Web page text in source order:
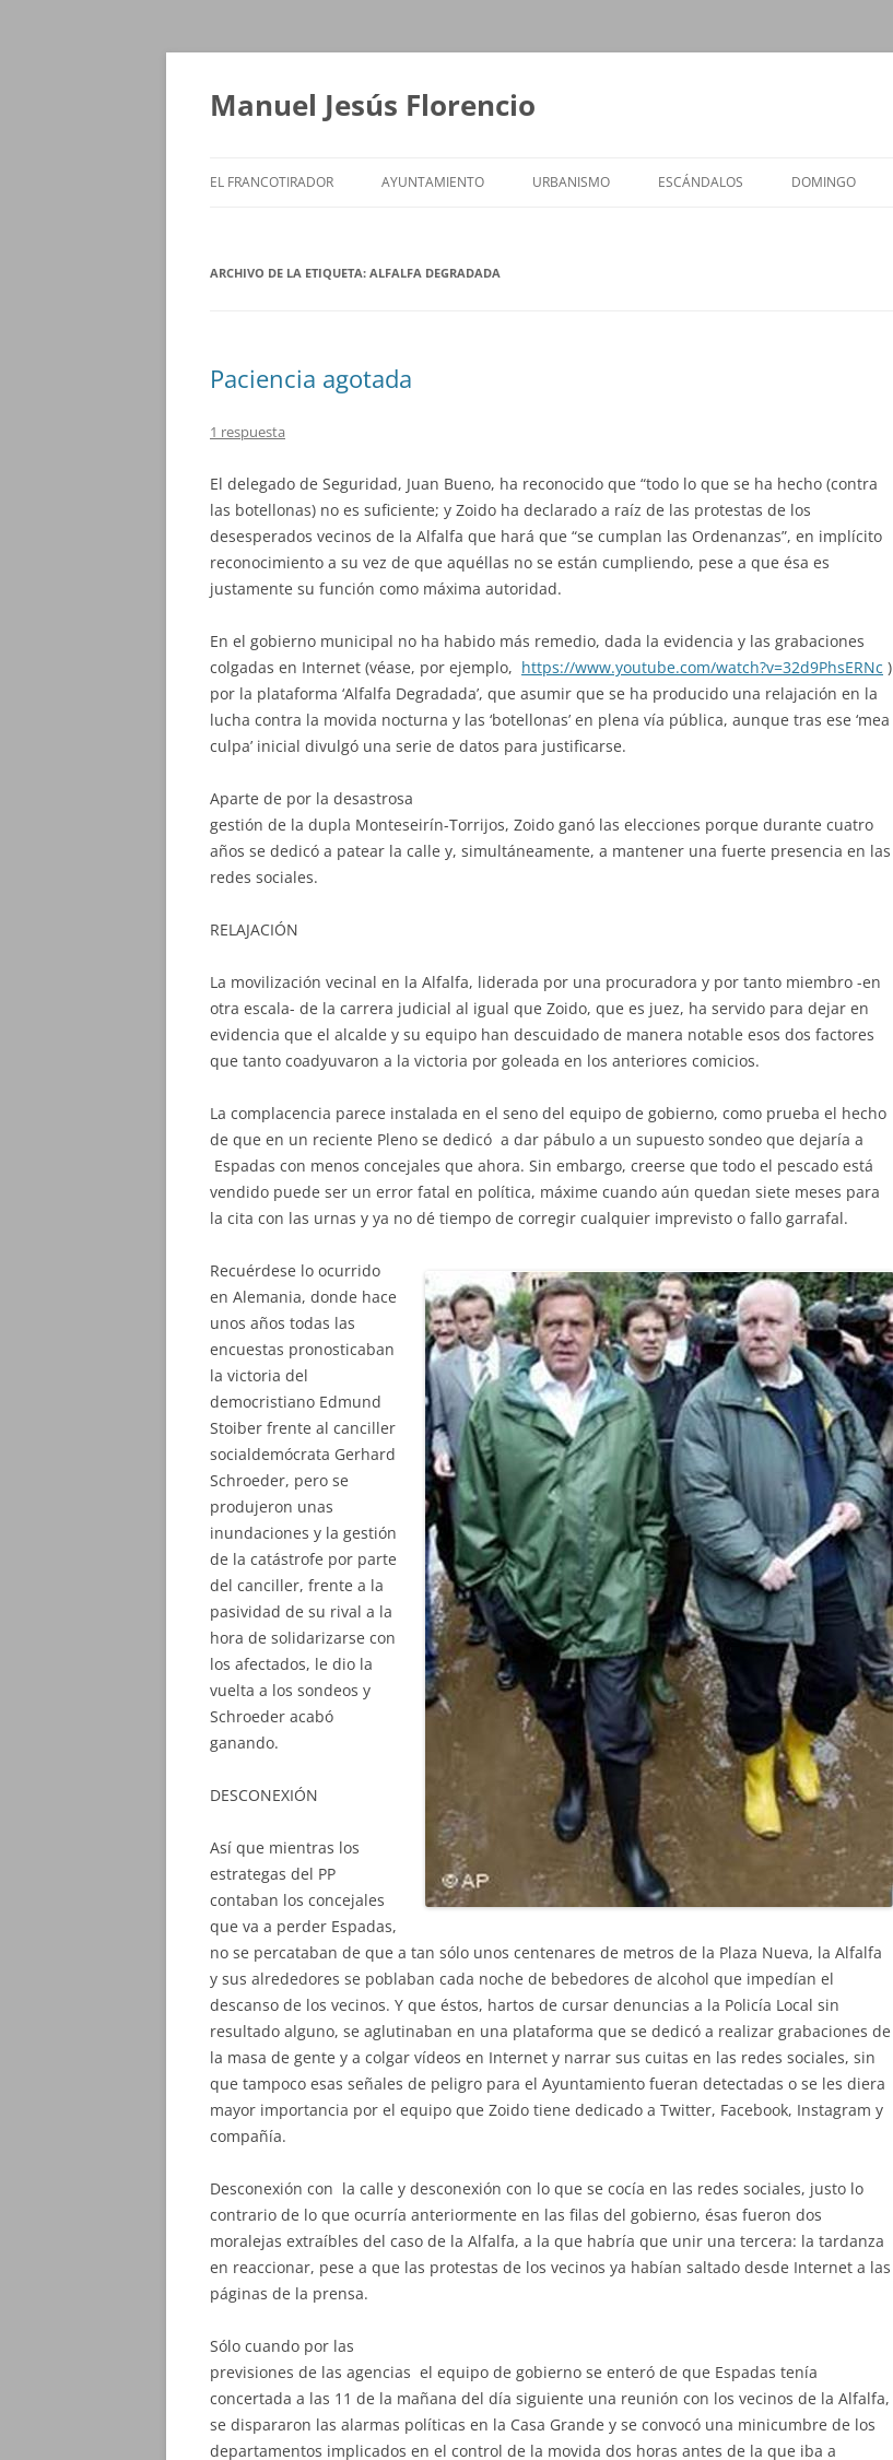
Saltar
Manuel Jesús Florencio
EL FRANCOTIRADOR AYUNTAMIENTO URBANISMO ESCÁNDALOS DOMINGO
ARCHIVO DE LA ETIQUETA: ALFALFA DEGRADADA
Paciencia agotada
1 respuesta
El delegado de Seguridad, Juan Bueno, ha reconocido que “todo lo que se ha hecho (contra
las botellonas) no es suficiente; y Zoido ha declarado a raíz de las protestas de los
desesperados vecinos de la Alfalfa que hará que “se cumplan las Ordenanzas”, en implícito
reconocimiento a su vez de que aquéllas no se están cumpliendo, pese a que ésa es
justamente su función como máxima autoridad.
En el gobierno municipal no ha habido más remedio, dada la evidencia y las grabaciones
colgadas en Internet (véase, por ejemplo, https://www.youtube.com/watch?v=32d9PhsERNc )
por la plataforma ‘Alfalfa Degradada’, que asumir que se ha producido una relajación en la
lucha contra la movida nocturna y las ‘botellonas’ en plena vía pública, aunque tras ese ‘mea
culpa’ inicial divulgó una serie de datos para justificarse.
Aparte de por la desastrosa
gestión de la dupla Monteseirín-Torrijos, Zoido ganó las elecciones porque durante cuatro
años se dedicó a patear la calle y, simultáneamente, a mantener una fuerte presencia en las
redes sociales.
RELAJACIÓN
La movilización vecinal en la Alfalfa, liderada por una procuradora y por tanto miembro -en
otra escala- de la carrera judicial al igual que Zoido, que es juez, ha servido para dejar en
evidencia que el alcalde y su equipo han descuidado de manera notable esos dos factores
que tanto coadyuvaron a la victoria por goleada en los anteriores comicios.
La complacencia parece instalada en el seno del equipo de gobierno, como prueba el hecho
de que en un reciente Pleno se dedicó a dar pábulo a un supuesto sondeo que dejaría a
Espadas con menos concejales que ahora. Sin embargo, creerse que todo el pescado está
vendido puede ser un error fatal en política, máxime cuando aún quedan siete meses para
la cita con las urnas y ya no dé tiempo de corregir cualquier imprevisto o fallo garrafal.
Recuérdese lo ocurrido
en Alemania, donde hace
unos años todas las
encuestas pronosticaban
la victoria del
democristiano Edmund
Stoiber frente al canciller
socialdemócrata Gerhard
Schroeder, pero se
produjeron unas
inundaciones y la gestión
de la catástrofe por parte
del canciller, frente a la
pasividad de su rival a la
hora de solidarizarse con
los afectados, le dio la
vuelta a los sondeos y
Schroeder acabó
ganando.
DESCONEXIÓN
Así que mientras los
estrategas del PP
contaban los concejales
que va a perder Espadas,
no se percataban de que a tan sólo unos centenares de metros de la Plaza Nueva, la Alfalfa
y sus alrededores se poblaban cada noche de bebedores de alcohol que impedían el
descanso de los vecinos. Y que éstos, hartos de cursar denuncias a la Policía Local sin
resultado alguno, se aglutinaban en una plataforma que se dedicó a realizar grabaciones de
la masa de gente y a colgar vídeos en Internet y narrar sus cuitas en las redes sociales, sin
que tampoco esas señales de peligro para el Ayuntamiento fueran detectadas o se les diera
mayor importancia por el equipo que Zoido tiene dedicado a Twitter, Facebook, Instagram y
compañía.
Desconexión con la calle y desconexión con lo que se cocía en las redes sociales, justo lo
contrario de lo que ocurría anteriormente en las filas del gobierno, ésas fueron dos
moralejas extraíbles del caso de la Alfalfa, a la que habría que unir una tercera: la tardanza
en reaccionar, pese a que las protestas de los vecinos ya habían saltado desde Internet a las
páginas de la prensa.
Sólo cuando por las
previsiones de las agencias el equipo de gobierno se enteró de que Espadas tenía
concertada a las 11 de la mañana del día siguiente una reunión con los vecinos de la Alfalfa,
se dispararon las alarmas políticas en la Casa Grande y se convocó una minicumbre de los
departamentos implicados en el control de la movida dos horas antes de la que iba a